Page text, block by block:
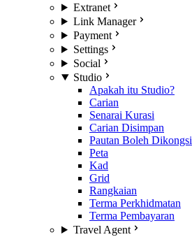
Extranet
Link Manager
Payment
Settings
Social
Studio
Apakah itu Studio?
Carian
Senarai Kurasi
Carian Disimpan
Pautan Boleh Dikongsi
Peta
Kad
Grid
Rangkaian
Terma Perkhidmatan
Terma Pembayaran
Travel Agent